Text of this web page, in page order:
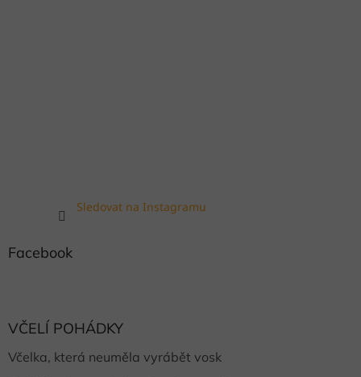
Sledovat na Instagramu
Facebook
VČELÍ POHÁDKY
Včelka, která neuměla vyrábět vosk